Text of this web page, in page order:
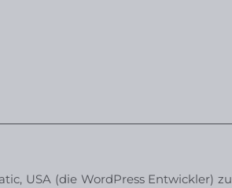
USA (die WordPress Entwickler)